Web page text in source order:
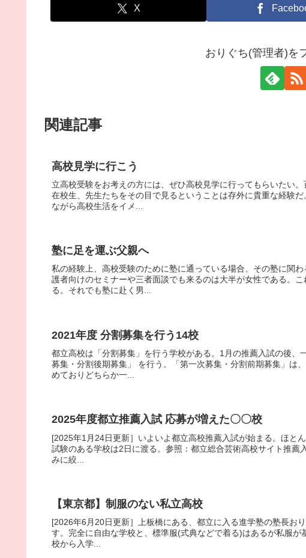
X
おりぐち(管理者)を
関連記事
高校見学に行こう
立高校受験をお考えの方には、ぜひ高校見学に行ってもらいたい
在校生、先生たちをその目で見るということは存外に貴重な経験
ながら高校生活をイメ...
塾に足を運ぶ父親へ
私の経験上、高校受験のために塾に通っている場合、その塾に関
護者向けのセミナーや三者面談でも来るのは大半が女性である。
る。それでも塾に赴く男...
2021年度 分割募集を行う14校
都立高校は「分割募集」を行う学校がある。1月の推薦入試の後
募集・分割後期募集」 を行う。「第一次募集・分割前期募集」は
めておりどちらか一...
2025年度都立推薦入試 応募が増えた〇〇校
[2025年1月24日更新］いよいよ都立高校推薦入試が始まる。ほと
試験のある学校は2日に渡る。参照：都立総合芸術高校サイト推
みに絞...
【東京都】制服のない私立高校
[2026年6月20日更新］上板橋にある、都立に入る進学塾の塾長お
す。完全に自由な学校と、標準服(式典などで着る)はあるが私服
校から入学...